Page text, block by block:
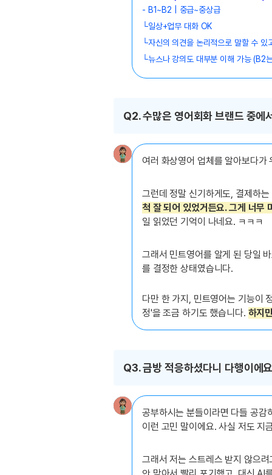
유용한영어표현
유용한영어표현
- B1~B2 | 중급~중상급
└일상+업무 대화 OK
└자신의 의견을 논리적으로 말할 수 있
└뉴스나 강의도 대부분 이해 가능 (B2
Q2. 수많은 영어회화 브랜드 중에
여러 화상영어 업체를 알아보다가
그런데 정말 신기하게도, 결제하
척 잘 되어 있었거든요. 그게 너무
일 읽었던 기억이 나네요. ㅋㅋㅋ
그래서 민트영어를 알게 된 당일
를 결정한 상태였습니다.
다만 한 가지, 민트영어는 기능이
정'을 조금 하기도 했습니다. 하지
Q3. 금방 적응하셨다니 다행이에
공부하시는 분들이라면 다들 공감
이런 고민 말이에요. 사실 저도 지
그래서 저는 스트레스 받지 않으